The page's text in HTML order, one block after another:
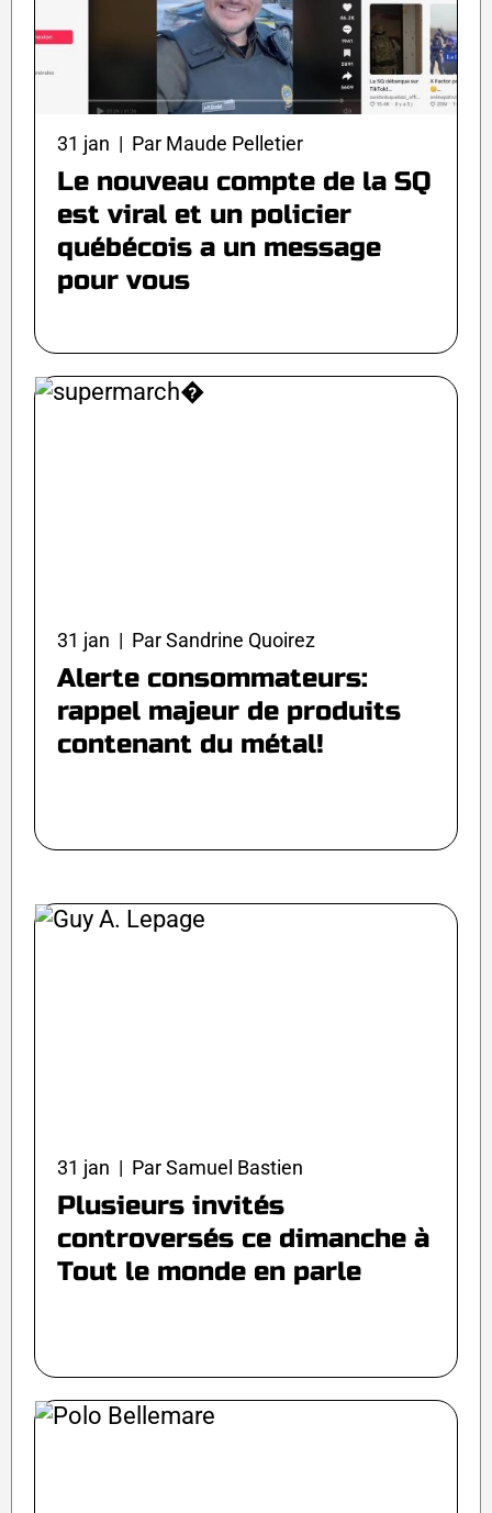
31 jan | Par Maude Pelletier
Le nouveau compte de la SQ
est viral et un policier
québécois a un message
pour vous
31 jan | Par Sandrine Quoirez
Alerte consommateurs:
rappel majeur de produits
contenant du métal!
31 jan | Par Samuel Bastien
Plusieurs invités
controversés ce dimanche à
Tout le monde en parle